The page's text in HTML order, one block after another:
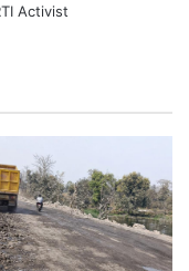
Activist